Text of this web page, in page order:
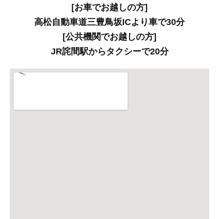
[お車でお越しの方]
高松自動車道三豊鳥坂ICより車で30分
[公共機関でお越しの方]
JR詫間駅からタクシーで20分